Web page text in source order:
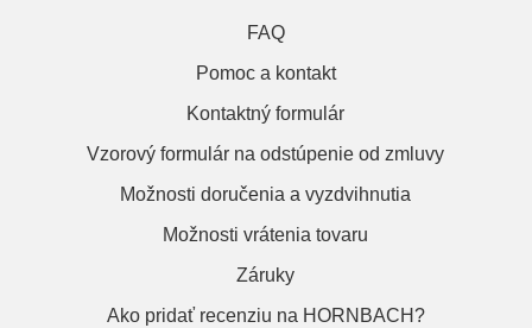
FAQ
Pomoc a kontakt
Kontaktný formulár
Vzorový formulár na odstúpenie od zmluvy
Možnosti doručenia a vyzdvihnutia
Možnosti vrátenia tovaru
Záruky
Ako pridať recenziu na HORNBACH?